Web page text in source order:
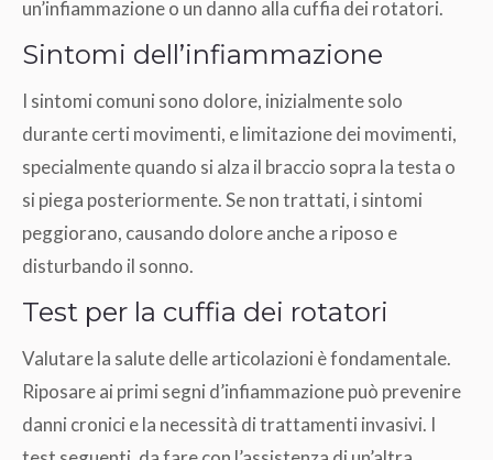
un’infiammazione o un danno alla cuffia dei rotatori.
Sintomi dell’infiammazione
I sintomi comuni sono dolore, inizialmente solo
durante certi movimenti, e limitazione dei movimenti,
specialmente quando si alza il braccio sopra la testa o
si piega posteriormente. Se non trattati, i sintomi
peggiorano, causando dolore anche a riposo e
disturbando il sonno.
Test per la cuffia dei rotatori
Valutare la salute delle articolazioni è fondamentale.
Riposare ai primi segni d’infiammazione può prevenire
danni cronici e la necessità di trattamenti invasivi. I